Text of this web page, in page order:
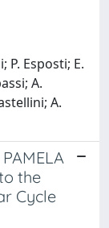
P. Esposti; E.
A.
A.
the
Cycle